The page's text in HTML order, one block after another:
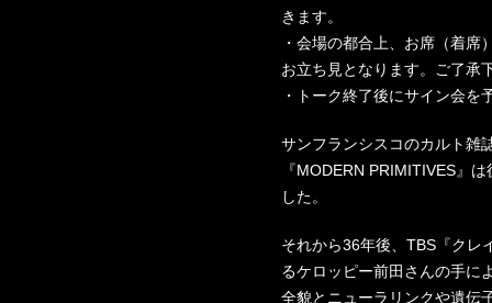
きます。
・会場の都合上、お席（着
お立ち見となります。ご了承
・トーク終了後にサイン会を
サンフランシスコのカルト雑
『MODERN PRIMITIVES』
した。
それから36年後、TBS『クレ
るケロッピー前田さんの手に
全貌とニューラリンクや遺伝